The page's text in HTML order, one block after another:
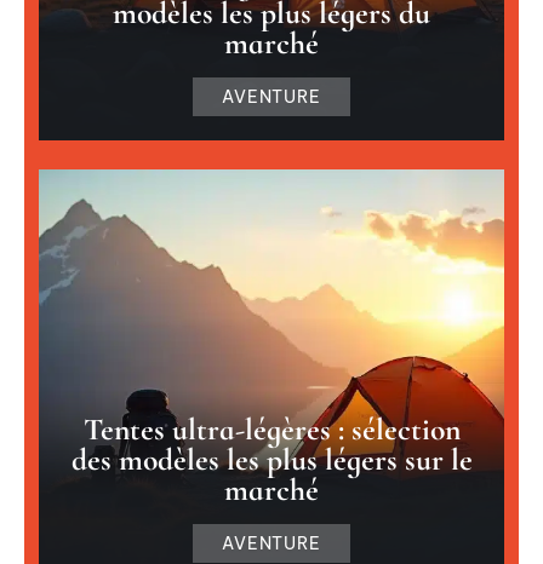
modèles les plus légers du
marché
AVENTURE
Tentes ultra-légères : sélection
des modèles les plus légers sur le
marché
AVENTURE